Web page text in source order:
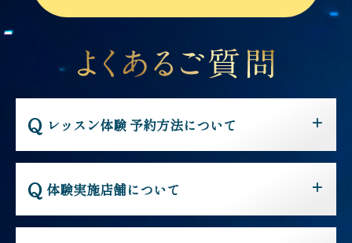
レッスン体験 予約方法について
体験実施店舗について